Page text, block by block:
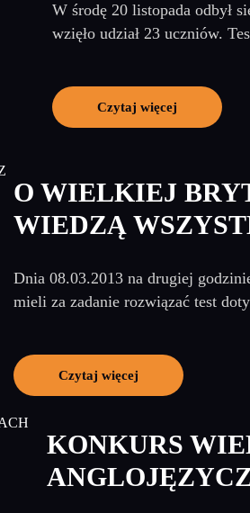
W środę 20 listopada odbył
wzięło udział 23 uczniów.
Czytaj więcej
O WIELKIEJ
WIEDZĄ
Dnia 08.03.2013 na drugiej
mieli za zadanie rozwiązać test
Czytaj więcej
KONKURS